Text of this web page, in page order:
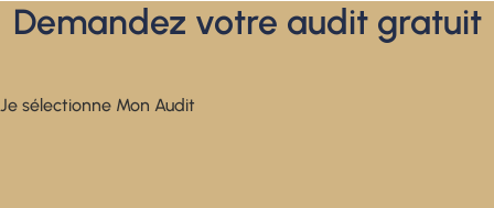
Demandez votre audit gratuit
Je sélectionne Mon Audit